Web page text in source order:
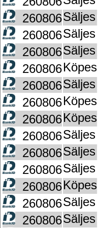
260806Säljes
260806Säljes
260806Säljes
260806Köpes
260806Säljes
260806Köpes
260806Köpes
260806Säljes
260806Säljes
260806Säljes
260806Köpes
260806Säljes
260806Säljes